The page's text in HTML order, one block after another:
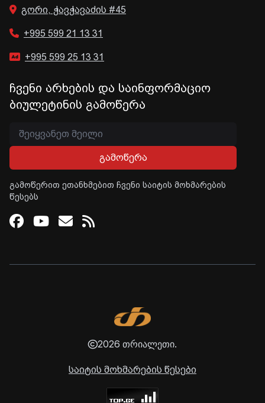
გორი, ჭავჭავაძის #45
+995 599 21 13 31
+995 599 25 13 31
ჩვენი არხების და საინფორმაციო
ბიულეტინის გამოწერა
გამოწერა
გამოწერით ეთანხმებით ჩვენი საიტის მოხმარების
წესებს
Facebook
Youtube
Email
RSS
2026 თრიალეთი.
საიტის მოხმარების წესები